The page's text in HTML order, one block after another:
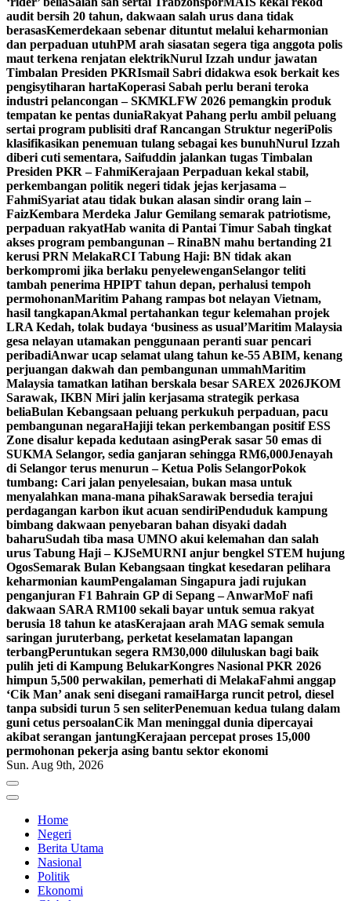
audit bersih 20 tahun, dakwaan salah urus dana tidak
berasasKemerdekaan sebenar dituntut melalui keharmonian
dan perpaduan utuhPM arah siasatan segera tiga anggota polis
maut terkena renjatan elektrikNurul Izzah undur jawatan
Timbalan Presiden PKRIsmail Sabri didakwa esok berkait kes
pengisytiharan hartaKoperasi Sabah perlu berani teroka
industri pelancongan – SKMKLFW 2026 pemangkin produk
tempatan ke pentas duniaRakyat Pahang perlu ambil peluang
sertai program publisiti draf Rancangan Struktur negeriPolis
klasifikasikan penemuan tulang sebagai kes bunuhNurul Izzah
diberi cuti sementara, Saifuddin jalankan tugas Timbalan
Presiden PKR – FahmiKerajaan Perpaduan kekal stabil,
perkembangan politik negeri tidak jejas kerjasama –
FahmiSyariat atau tidak bukan alasan sindir orang lain –
FaizKembara Merdeka Jalur Gemilang semarak patriotisme,
perpaduan rakyatHab wanita di Pantai Timur Sabah tingkat
akses program pembangunan – RinaBN mahu bertanding 21
kerusi PRN MelakaRCI Tabung Haji: BN tidak akan
berkompromi jika berlaku penyelewenganSelangor teliti
tambah penerima HPIPT tahun depan, perhalusi tempoh
permohonanMaritim Pahang rampas bot nelayan Vietnam,
hasil tangkapanAkmal pertahankan tegur kelemahan projek
LRA Kedah, tolak budaya ‘business as usual’Maritim Malaysia
gesa nelayan utamakan penggunaan peranti suar pencari
peribadiAnwar ucap selamat ulang tahun ke-55 ABIM, kenang
perjuangan dakwah dan pembangunan ummahMaritim
Malaysia tamatkan latihan berskala besar SAREX 2026JKOM
Sarawak, IKBN Miri jalin kerjasama strategik perkasa
beliaBulan Kebangsaan peluang perkukuh perpaduan, pacu
pembangunan negaraHajiji tekan perkembangan positif ESS
Zone disalur kepada kedutaan asingPerak sasar 50 emas di
SUKMA Selangor, sedia ganjaran sehingga RM6,000Jenayah
di Selangor terus menurun – Ketua Polis SelangorPokok
tumbang: Cari jalan penyelesaian, bukan masa untuk
menyalahkan mana-mana pihakSarawak bersedia terajui
perdagangan karbon ikut acuan sendiriPenduduk kampung
bimbang dakwaan penyebaran bahan disyaki dadah
baharuSudah tiba masa UMNO akui kelemahan dan salah
urus Tabung Haji – KJSeMURNI anjur bengkel STEM hujung
OgosSemarak Bulan Kebangsaan tingkat kesedaran pelihara
keharmonian kaumPengalaman Singapura jadi rujukan
penganjuran F1 Bahrain GP di Sepang – AnwarMoF nafi
dakwaan SARA RM100 sekali bayar untuk semua rakyat
berusia 18 tahun ke atasKerajaan arah MAG semak semula
saringan juruterbang, perketat keselamatan lapangan
terbangPeruntukan segera RM30,000 diluluskan bagi baik
pulih jeti di Kampung BelukarKongres Nasional PKR 2026
himpun 5,500 perwakilan, pemerhati di MelakaFahmi anggap
‘Cik Man’ anak seni disegani ramaiHarga runcit petrol, diesel
tanpa subsidi turun 5 sen seliterPenemuan kedua tulang dalam
guni cetus persoalanCik Man meninggal dunia dipercayai
akibat serangan jantungKerajaan percepat proses 15,000
permohonan pekerja asing bantu sektor ekonomi
Sun. Aug 9th, 2026
Home
Negeri
Berita Utama
Nasional
Politik
Ekonomi